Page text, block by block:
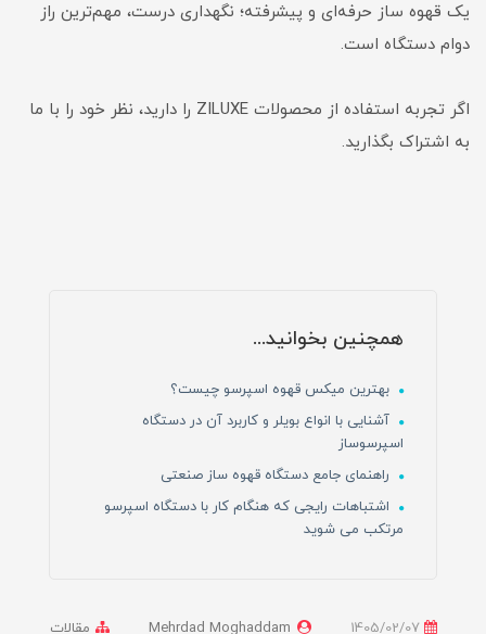
یک قهوه ساز حرفه‌ای و پیشرفته؛ نگهداری درست، مهم‌ترین راز
دوام دستگاه است.
اگر تجربه استفاده از محصولات ZILUXE را دارید، نظر خود را با ما
به اشتراک بگذارید.
همچنین بخوانید...
بهترین میکس قهوه اسپرسو چیست؟
آشنایی با انواع بویلر و کاربرد آن در دستگاه
اسپرسوساز
راهنمای جامع دستگاه قهوه ساز صنعتی
اشتباهات رایجی که هنگام کار با دستگاه اسپرسو
مرتکب می شوید
Mehrdad Moghaddam مقالات